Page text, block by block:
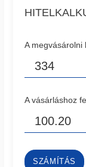
A megvásárolni
A vásárláshoz
SZÁMÍTÁS